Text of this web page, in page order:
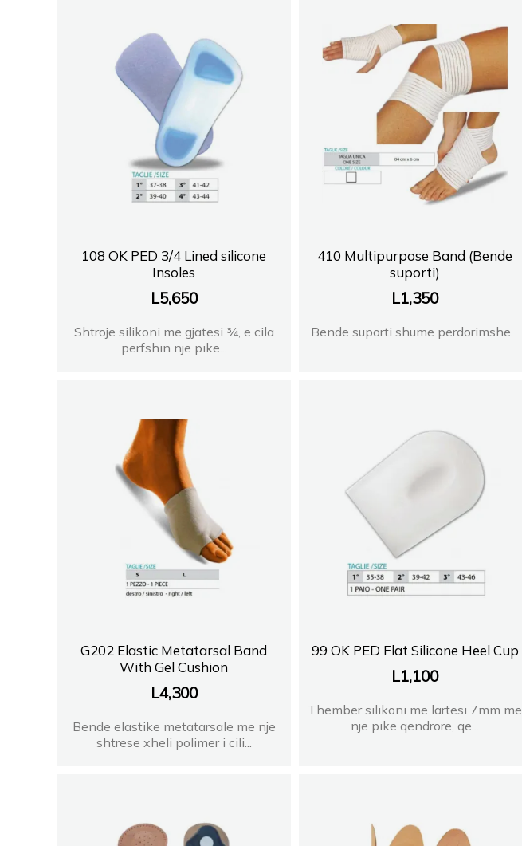
108 OK PED 3/4 Lined silicone
Insoles
L5,650
Shtroje silikoni me gjatesi ¾, e cila
perfshin nje pike...
410 Multipurpose Band (Bende
suporti)
L1,350
Bende suporti shume perdorimshe.
G202 Elastic Metatarsal Band
With Gel Cushion
L4,300
Bende elastike metatarsale me nje
shtrese xheli polimer i cili...
99 OK PED Flat Silicone Heel Cup
L1,100
Thember silikoni me lartesi 7mm me
nje pike qendrore, qe...